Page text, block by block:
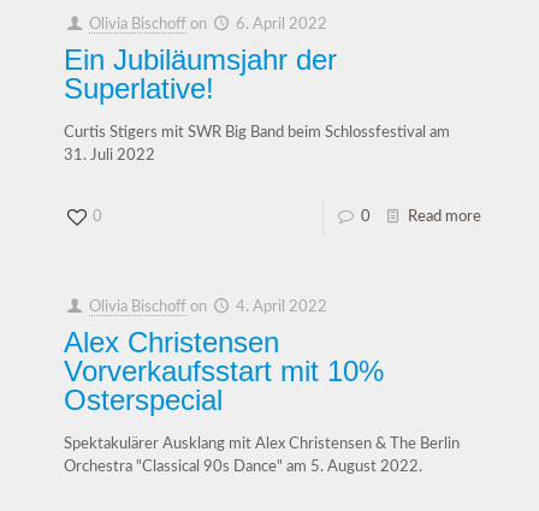
Olivia Bischoff on 6. April 2022
Ein Jubiläumsjahr der
Superlative!
Curtis Stigers mit SWR Big Band beim Schlossfestival am
31. Juli 2022
0 0 Read more
Olivia Bischoff on 4. April 2022
Alex Christensen
Vorverkaufsstart mit 10%
Osterspecial
Spektakulärer Ausklang mit Alex Christensen & The Berlin
Orchestra "Classical 90s Dance" am 5. August 2022.